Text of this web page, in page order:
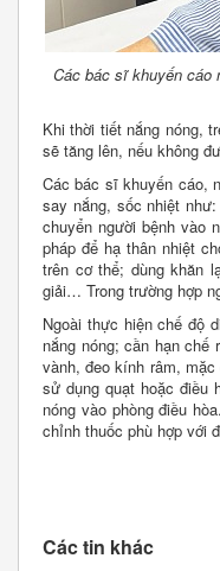
Các bác sĩ khuyến cáo
Khi thời tiết nắng nóng,
sẽ tăng lên, nếu không
Các bác sĩ khuyến cáo,
say nắng, sốc nhiệt
chuyển người bệnh vào
pháp để hạ thân nhiệt
trên cơ thể; dùng khăn
giải… Trong trường hợp
Ngoài thực hiện chế độ
nắng nóng; cần hạn chế
vành, đeo kính râm,
sử dụng quạt hoặc điều
nóng vào phòng điều
chỉnh thuốc phù hợp với
Các tin khác